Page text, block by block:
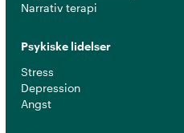
Narrativ terapi
Psykiske lidelser
Stress
Depression
Angst